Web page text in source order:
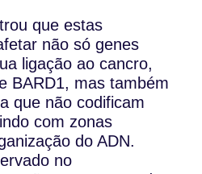
que estas
não só genes
ligação ao cancro,
BARD1, mas também
que não codificam
com zonas
do ADN.
no